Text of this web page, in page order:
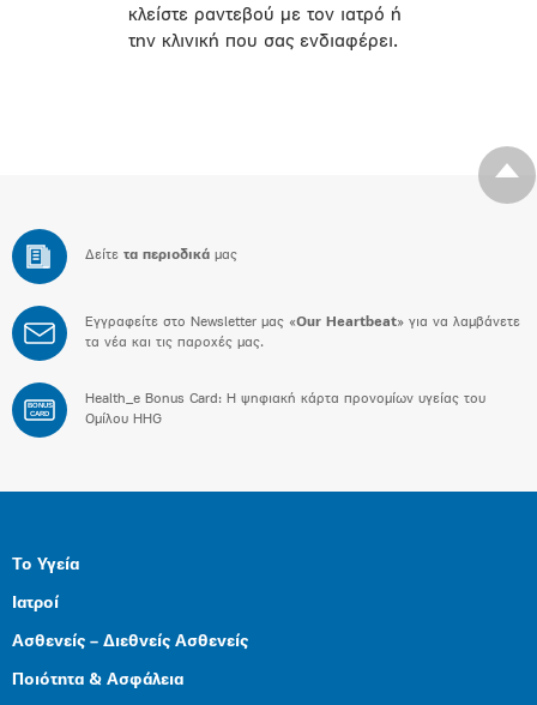
κλείστε ραντεβού με τον ιατρό ή
την κλινική που σας ενδιαφέρει.
Δείτε τα περιοδικά μας
Εγγραφείτε στο Newsletter μας «Our Heartbeat» για να λαμβάνετε
τα νέα και τις παροχές μας.
BONUS
CARD
Health_e Bonus Card: H ψηφιακή κάρτα προνομίων υγείας του
Ομίλου HHG
Το Υγεία
Ιατροί
Ασθενείς – Διεθνείς Ασθενείς
Ποιότητα & Ασφάλεια